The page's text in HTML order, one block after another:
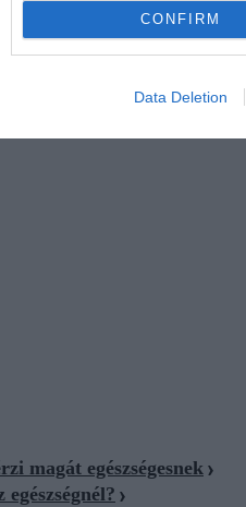
CONFIRM
Data Deletion
magát egészségesnek